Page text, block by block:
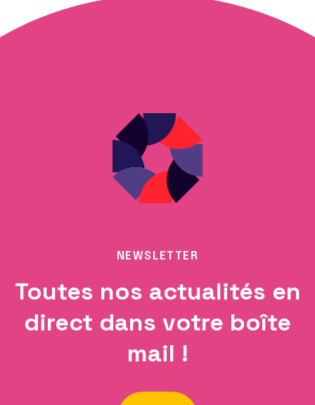
NEWSLETTER
Toutes nos actualités en
direct dans votre boîte
mail !